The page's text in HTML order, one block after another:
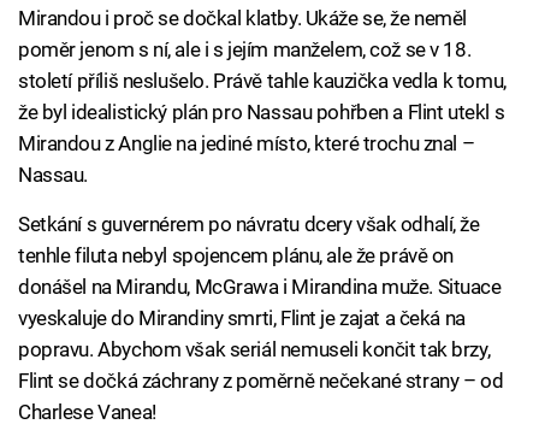
Mirandou i proč se dočkal klatby. Ukáže se, že neměl
poměr jenom s ní, ale i s jejím manželem, což se v 18.
století příliš neslušelo. Právě tahle kauzička vedla k tomu,
že byl idealistický plán pro Nassau pohřben a Flint utekl s
Mirandou z Anglie na jediné místo, které trochu znal –
Nassau.
Setkání s guvernérem po návratu dcery však odhalí, že
tenhle filuta nebyl spojencem plánu, ale že právě on
donášel na Mirandu, McGrawa i Mirandina muže. Situace
vyeskaluje do Mirandiny smrti, Flint je zajat a čeká na
popravu. Abychom však seriál nemuseli končit tak brzy,
Flint se dočká záchrany z poměrně nečekané strany – od
Charlese Vanea!